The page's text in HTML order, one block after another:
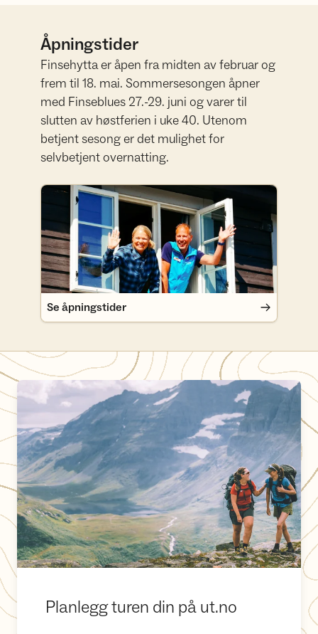
Åpningstider
Finsehytta er åpen fra midten av februar og
frem til 18. mai. Sommersesongen åpner
med Finseblues 27.-29. juni og varer til
slutten av høstferien i uke 40. Utenom
betjent sesong er det mulighet for
selvbetjent overnatting.
Se åpningstider
Se åpningstider
Planlegg turen din på ut.no
Planlegg turen din på ut.no